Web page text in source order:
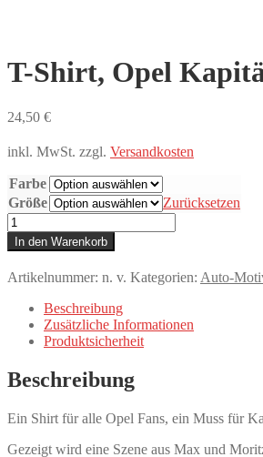
T-Shirt, Opel
24,50 €
inkl. MwSt. zzgl. Versandkosten
Farbe
Größe
Zurücksetzen
T-
Shirt,
Opel
Kapitän,
Max
Moritz
Kapitän
In den Warenkorb
Artikelnummer: n. v. Kategorien: Auto-
Beschreibung
Zusätzliche Informationen
Produktsicherheit
Beschreibung
Ein Shirt für alle Opel Fans, ein Muss für
Gezeigt wird eine Szene aus Max und